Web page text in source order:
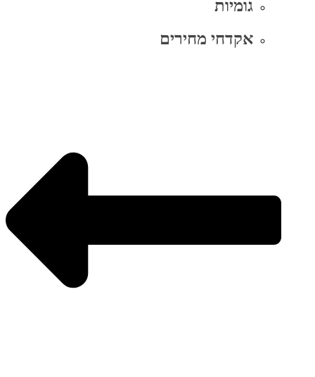
גומיות
אקדחי מחירים